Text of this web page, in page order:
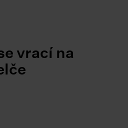
vrací na